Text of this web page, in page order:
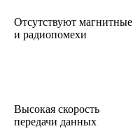
Отсутствуют магнитные
и радиопомехи
Высокая скорость
передачи данных